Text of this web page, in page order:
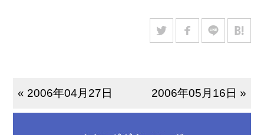
« 2006年04月27日 2006年05月16日 »